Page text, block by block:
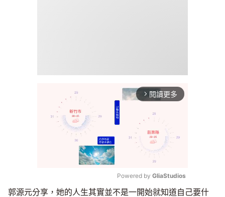
arrow_forward_ios 閱讀更多
Mute
Powered by GliaStudios
郭源元分享，她的人生其實並不是一開始就知道自己要什